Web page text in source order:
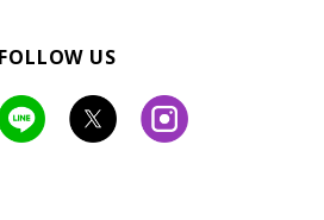
FOLLOW US